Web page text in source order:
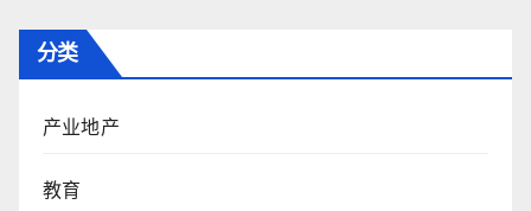
分类
产业地产
教育